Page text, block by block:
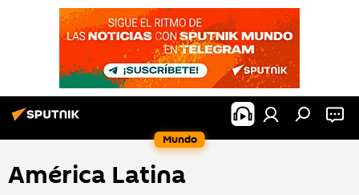
Mundo
América Latina